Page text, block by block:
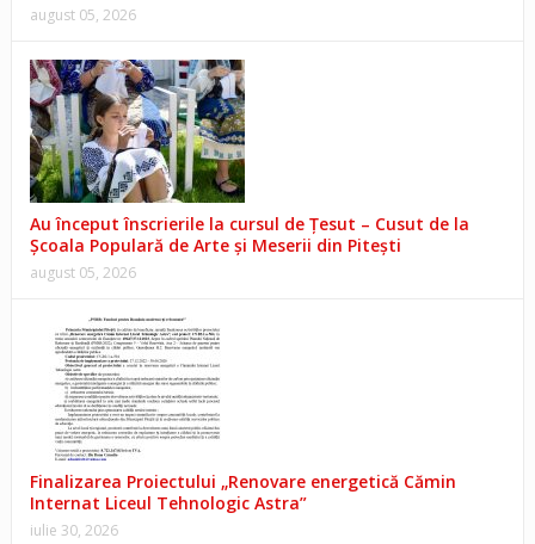
august 05, 2026
Au început înscrierile la cursul de Țesut – Cusut de la
Școala Populară de Arte și Meserii din Pitești
august 05, 2026
Finalizarea Proiectului „Renovare energetică Cămin
Internat Liceul Tehnologic Astra”
iulie 30, 2026